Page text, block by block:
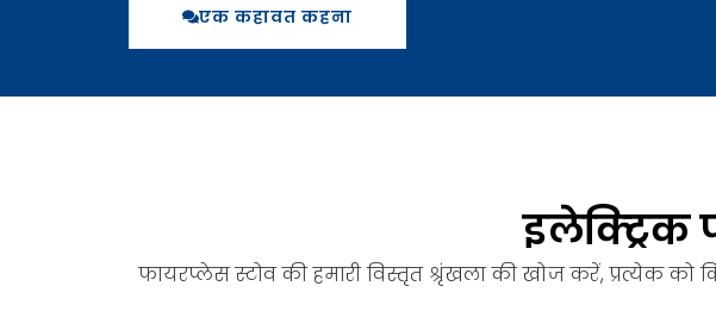
एक कहावत कहना
इलेक्ट्रिक
फायरप्लेस स्टोव की हमारी विस्तृत श्रृंखला की खोज करें, प्रत्येक को